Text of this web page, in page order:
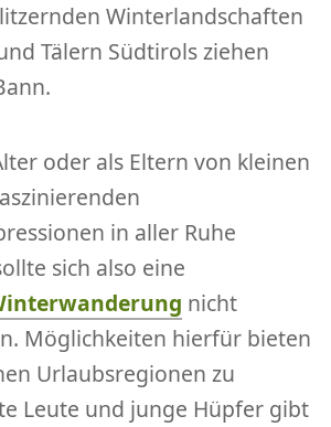
Winterlandschaften
Tälern Südtirols ziehen
oder als Eltern von kleinen
in aller Ruhe
sich also eine
nicht
Möglichkeiten hierfür bieten
Urlaubsregionen zu
Leute und junge Hüpfer gibt